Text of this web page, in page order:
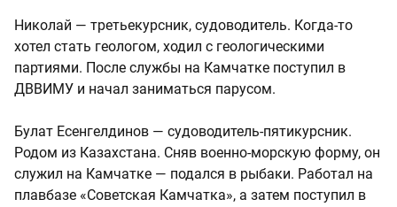
Николай — третьекурсник, судоводитель. Когда-то
хотел стать геологом, ходил с геологическими
партиями. После службы на Камчатке поступил в
ДВВИМУ и начал заниматься парусом.
Булат Есенгелдинов — судоводитель-пятикурсник.
Родом из Казахстана. Сняв военно-морскую форму, он
служил на Камчатке — подался в рыбаки. Работал на
плавбазе «Советская Камчатка», а затем поступил в